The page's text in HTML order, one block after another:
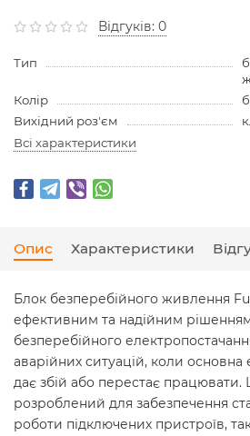
Відгуків: 0
Тип
Колір
Вихідний роз'єм
Всі характеристики
Опис Характеристики
Блок безперебійного живлення
ефективним та надійним рішенням
безперебійного
аварійних ситуацій, коли
дає збій або перестає працювати.
розроблений для забезпечення
роботи підключених пристроїв,